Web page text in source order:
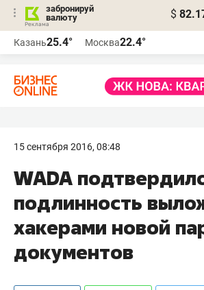
забронируй
валюту
$
Казань25.4° Москва22.4°
15 сентября 2016, 08:48
WADA
подлинность
хакерами новой
документов